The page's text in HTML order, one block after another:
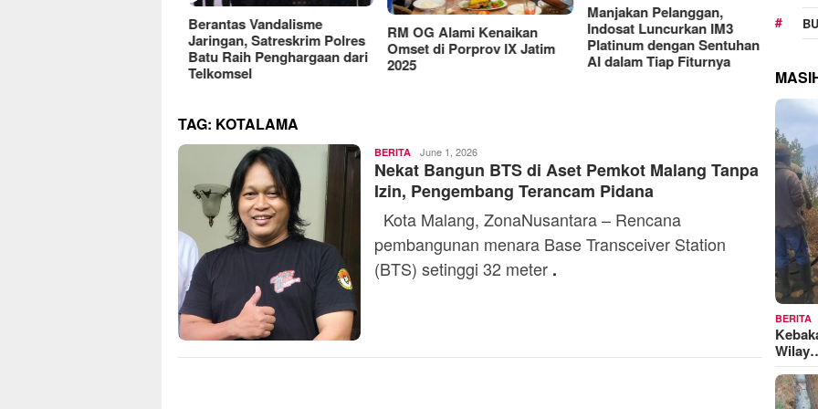
Berantas Vandalisme
Jaringan, Satreskrim Polres
Batu Raih Penghargaan dari
Telkomsel
RM OG Alami Kenaikan
Omset di Porprov IX Jatim
2025
Manjakan Pelanggan,
Indosat Luncurkan IM3
Platinum dengan Sentuhan
RAT
TAG: KOTALAMA
BERITA Toski
Dermaleksana
June 1, 2026
Nekat Bangun BTS di Aset Pemkot Malang Tanpa
Izin, Pengembang Terancam Pidana
Kota Malang, ZonaNusantara – Rencana
pembangunan menara Base Transceiver Station
(BTS) setinggi 32 meter .
BERITA